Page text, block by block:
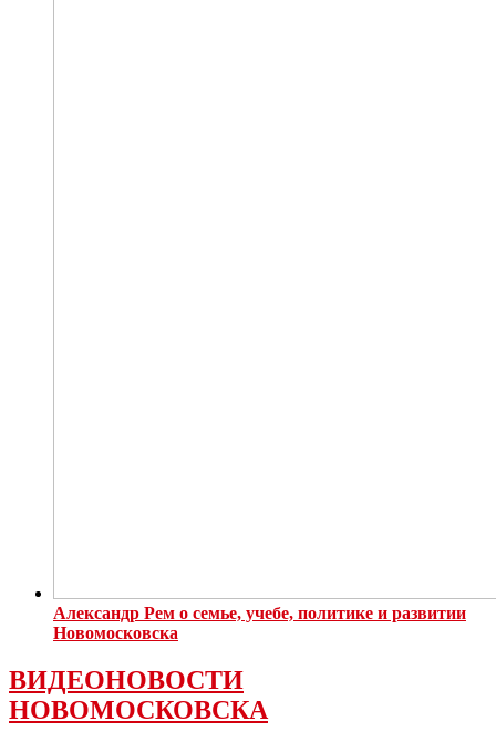
Александр Рем о семье, учебе, политике и развитии
Новомосковска
ВИДЕОНОВОСТИ
НОВОМОСКОВСКА